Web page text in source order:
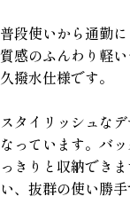
普段使いから通勤
質感のふんわり軽
久撥水仕様です。
スタイリッシュな
なっています。バ
っきりと収納でき
い、抜群の使い勝